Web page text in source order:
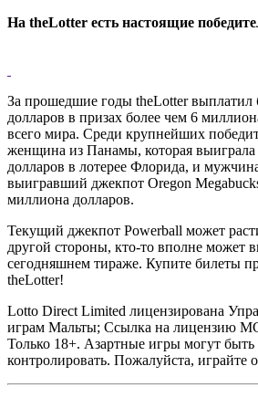
На theLotter есть настоящие
За прошедшие годы theLotter выплатил
долларов в призах более чем 6
всего мира. Среди крупнейших
женщина из Панамы, которая
долларов в лотерее Флорида, и
выигравший джекпот Oregon
миллиона долларов.
Текущий джекпот Powerball может
другой стороны, кто-то вполне может
сегодняшнем тираже. Купите билеты
theLotter!
Lotto Direct Limited лицензирована
играм Мальты; Ссылка на лицензию
Только 18+. Азартные игры могут
контролировать. Пожалуйста, играйте